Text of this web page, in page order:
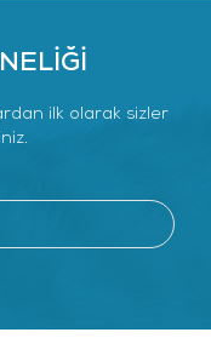
ilk olarak sizler